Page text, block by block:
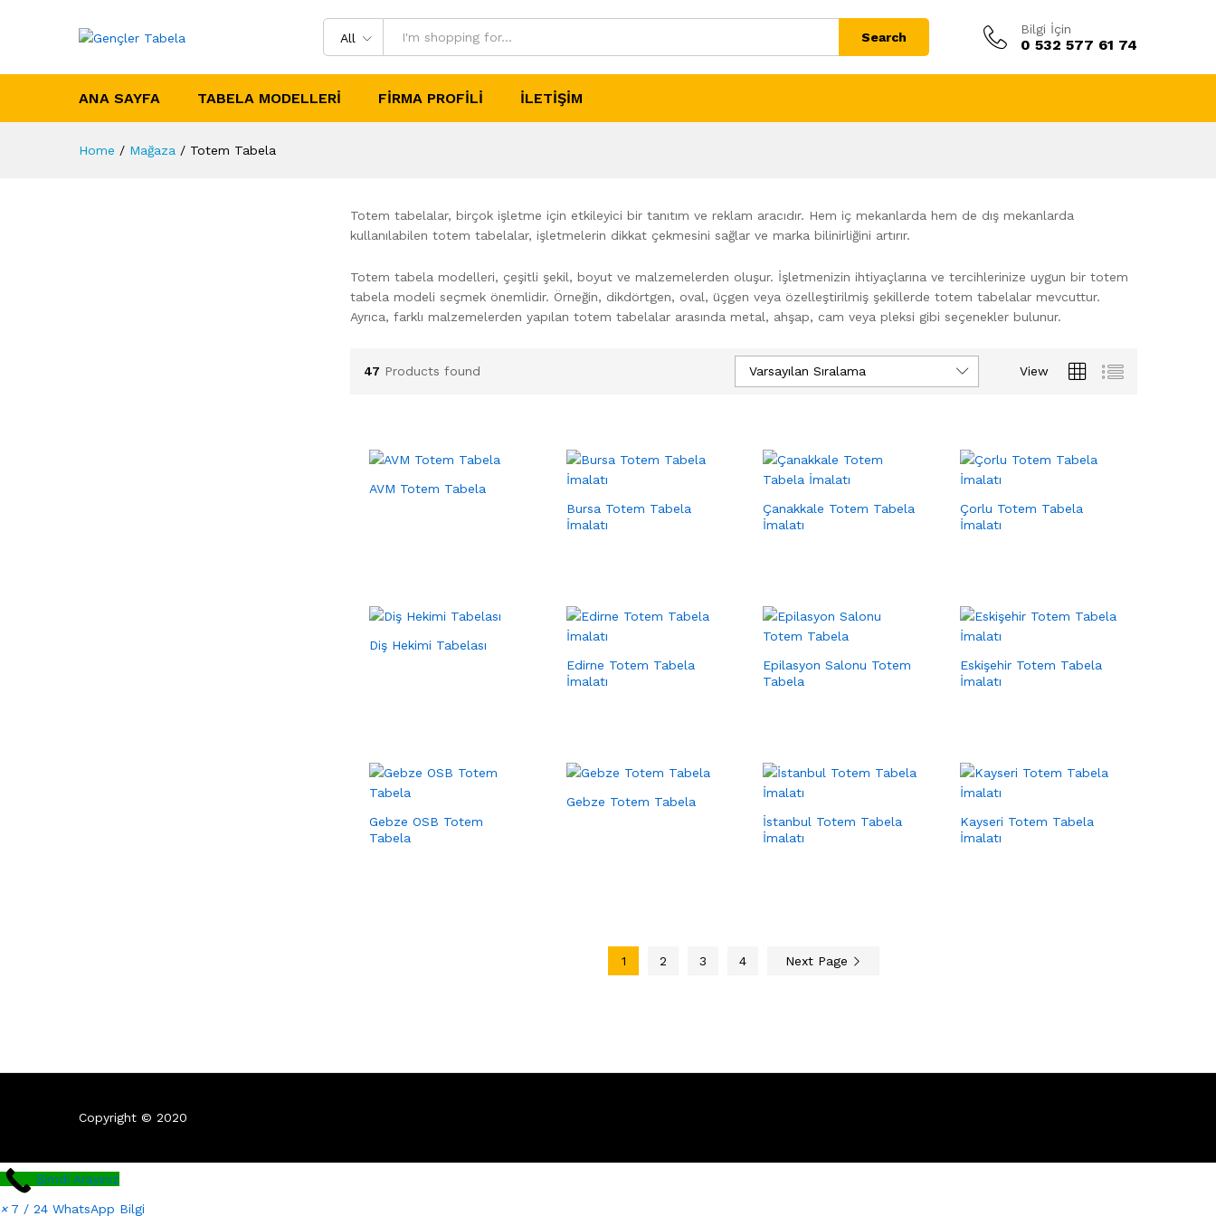
All Search
Bilgi İçin
0 532 577 61 74
ANA SAYFA TABELA MODELLERI FIRMA PROFILI İLETIŞIM
Home / Mağaza / Totem Tabela
Totem tabelalar, birçok işletme için etkileyici bir tanıtım ve reklam aracıdır. Hem iç mekanlarda hem de dış mekanlarda
kullanılabilen totem tabelalar, işletmelerin dikkat çekmesini sağlar ve marka bilinirliğini artırır.
Totem tabela modelleri, çeşitli şekil, boyut ve malzemelerden oluşur. İşletmenizin ihtiyaçlarına ve tercihlerinize uygun bir totem
tabela modeli seçmek önemlidir. Örneğin, dikdörtgen, oval, üçgen veya özelleştirilmiş şekillerde totem tabelalar mevcuttur.
Ayrıca, farklı malzemelerden yapılan totem tabelalar arasında metal, ahşap, cam veya pleksi gibi seçenekler bulunur.
47 Products found View
Varsayılan Sıralama
AVM Totem Tabela
Bursa Totem Tabela
İmalatı
Çanakkale Totem Tabela
İmalatı
Çorlu Totem Tabela
İmalatı
Diş Hekimi Tabelası
Edirne Totem Tabela
İmalatı
Epilasyon Salonu Totem
Tabela
Eskişehir Totem Tabela
İmalatı
Gebze OSB Totem
Tabela
Gebze Totem Tabela
İstanbul Totem Tabela
İmalatı
Kayseri Totem Tabela
İmalatı
1 2 3 4 Next Page
Copyright © 2020
Şimdi Arayınız
× 7 / 24 WhatsApp Bilgi